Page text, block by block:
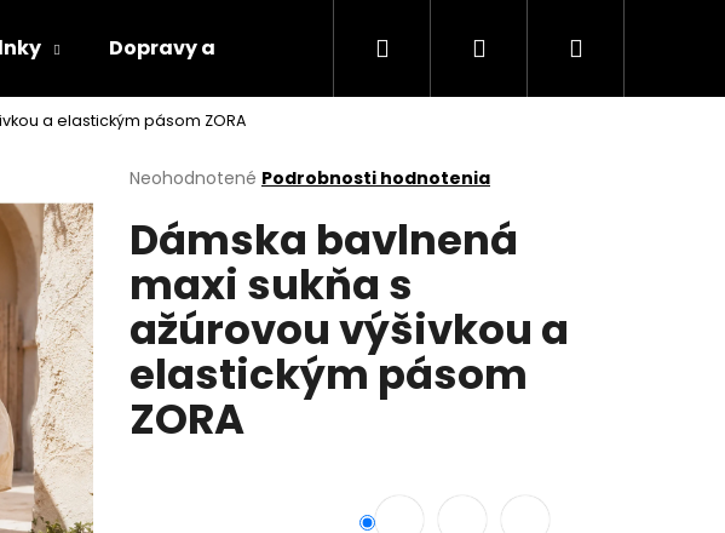
Dopravy a platby Vrátenie tovaru Napíšte nám
Hľadať PrihlásenieNákupný
a elastickým pásom ZORA
Priemerné
produktu
je
5
hviezdičiek.
Neohodnotené Podrobnosti hodnotenia
Dámska bavlnená
maxi sukňa s
ažúrovou výšivkou a
elastickým pásom
ZORA
HĽADAŤ